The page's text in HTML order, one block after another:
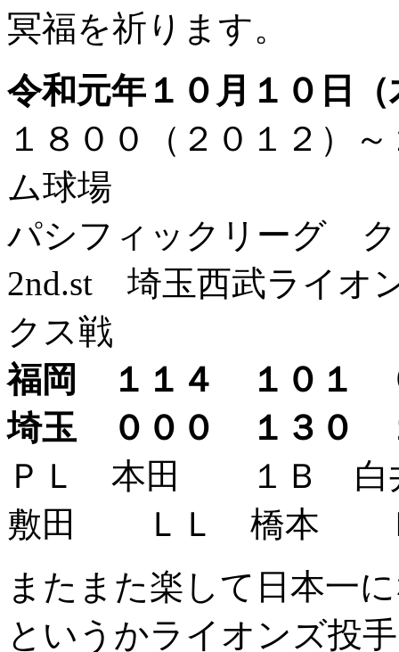
冥福を祈ります。
令和元年１０月１０日（
１８００（２０１２）
ム球場
パシフィックリーグ
2nd.st 埼玉西武ライオ
クス戦
福岡 １１４ １０
埼玉 ０００ １３
ＰＬ 本田 １Ｂ
敷田 ＬＬ 橋本
またまた楽して日本一
というかライオンズ投